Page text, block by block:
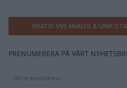
GRATIS V85 ANALYS & UNIK
PRENUMERERA PÅ VÅRT